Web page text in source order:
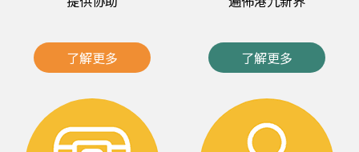
了解更多 了解更多